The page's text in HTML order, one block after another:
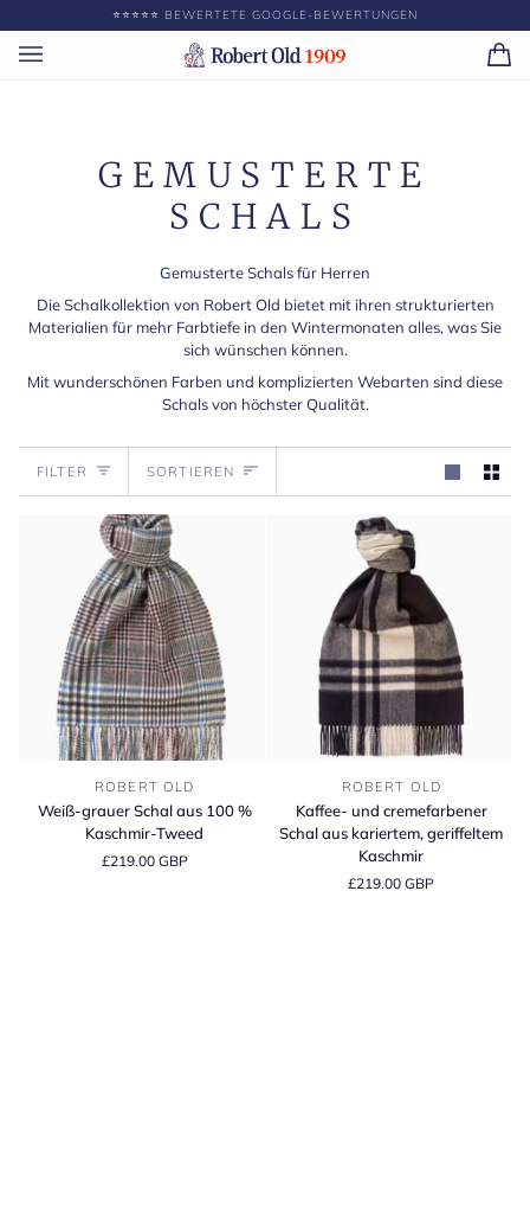
zum
Inhalt
⭐️⭐️⭐️⭐️⭐️ BEWERTETE GOOGLE-BEWERTUNGEN
GEBEN SIE ||BETRAG|| MEHR AUS, UM
(0)
GEMUSTERTE
SCHALS
Gemusterte Schals für Herren
Die Schalkollektion von Robert Old bietet mit ihren strukturierten
Materialien für mehr Farbtiefe in den Wintermonaten alles, was Sie
sich wünschen können.
Mit wunderschönen Farben und komplizierten Webarten sind diese
Schals von höchster Qualität.
FILTER Sortieren
SORTIEREN
grauer
ROBERT OLD
Weiß-grauer Schal aus 100 %
Kaschmir-Tweed
£219.00 GBP
und
cremefarbener
kariertem,
ROBERT OLD
Kaffee- und cremefarbener
Schal aus kariertem, geriffeltem
Kaschmir
£219.00 GBP